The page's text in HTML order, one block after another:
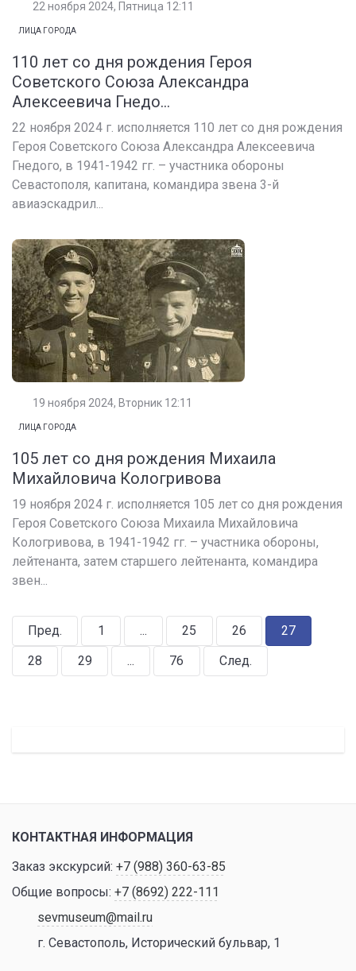
22 ноября 2024, Пятница 12:11
ЛИЦА ГОРОДА
110 лет со дня рождения Героя
Советского Союза Александра
Алексеевича Гнедо...
22 ноября 2024 г. исполняется 110 лет со дня рождения
Героя Советского Союза Александра Алексеевича
Гнедого, в 1941-1942 гг. – участника обороны
Севастополя, капитана, командира звена 3-й
авиаэскадрил...
19 ноября 2024, Вторник 12:11
ЛИЦА ГОРОДА
105 лет со дня рождения Михаила
Михайловича Кологривова
19 ноября 2024 г. исполняется 105 лет со дня рождения
Героя Советского Союза Михаила Михайловича
Кологривова, в 1941-1942 гг. – участника обороны,
лейтенанта, затем старшего лейтенанта, командира
звен...
Пред. 1 ... 25 26
27
28
29 ... 76 След.
КОНТАКТНАЯ ИНФОРМАЦИЯ
Заказ экскурсий: +7 (988) 360-63-85
Общие вопросы: +7 (8692) 222-111
sevmuseum@mail.ru
г. Севастополь, Исторический бульвар, 1